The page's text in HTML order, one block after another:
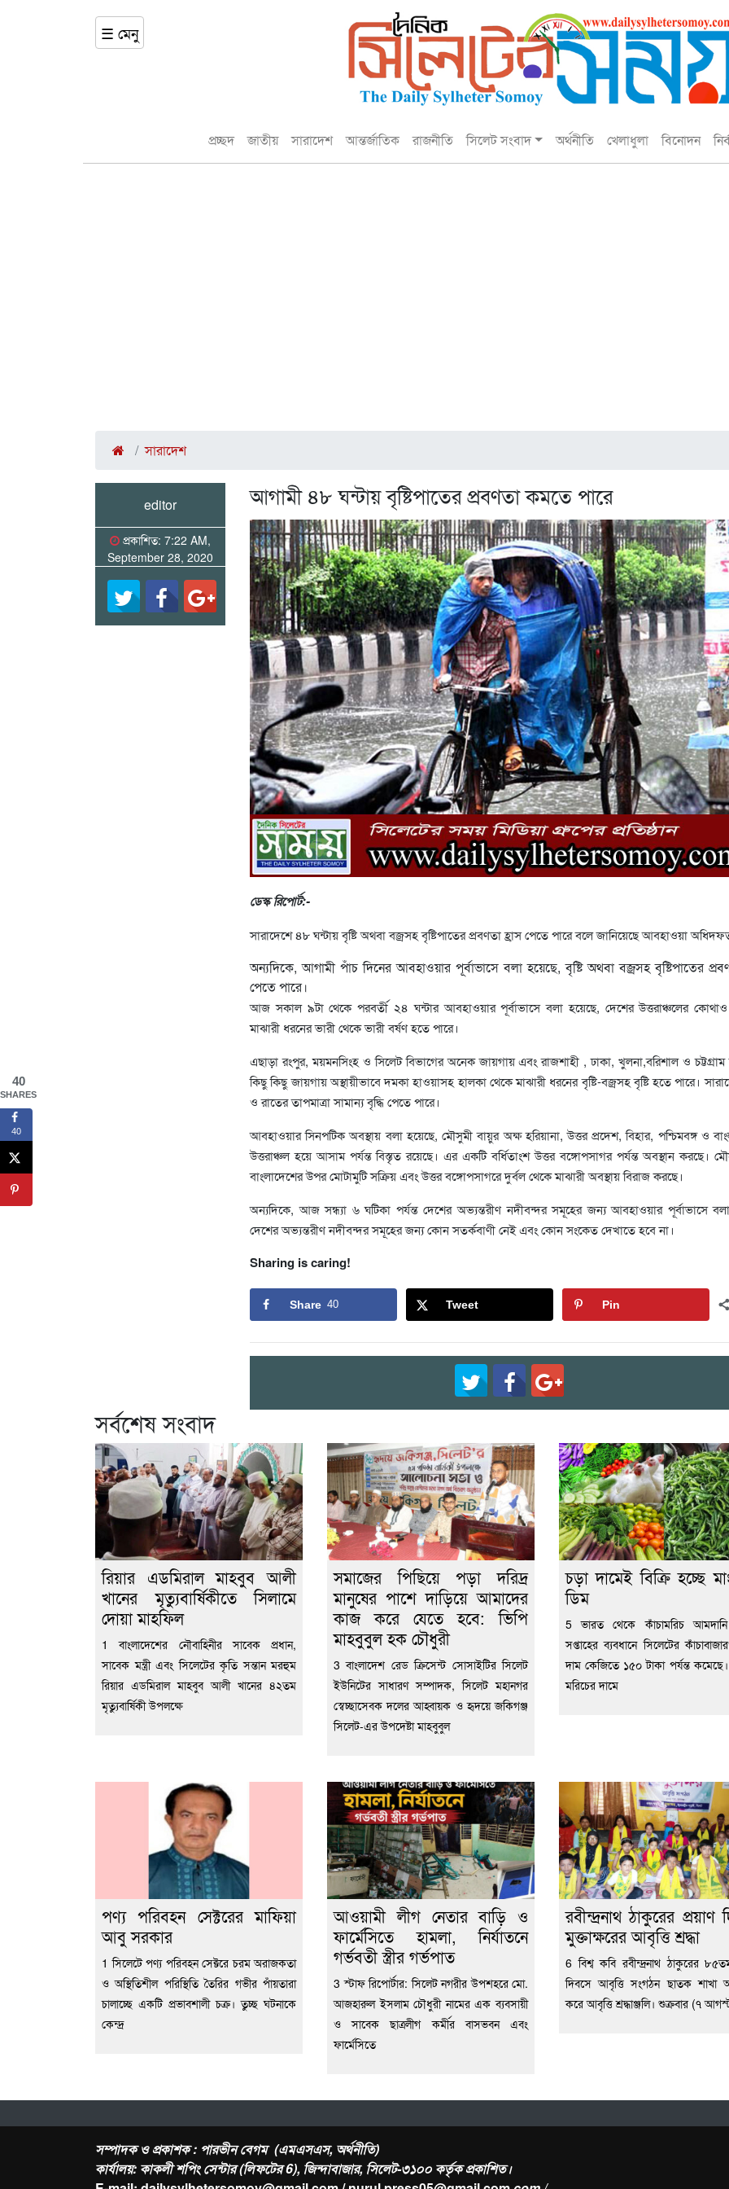
☰ মেনু
প্রচ্ছদ জাতীয় সারাদেশ আন্তর্জাতিক রাজনীতি সিলেট সংবাদ অর্থনীতি খেলাধুলা বিনোদন
সারাদেশ
editor
প্রকাশিত: 7:22 AM,
September 28, 2020
আগামী ৪৮ ঘন্টায় বৃষ্টিপাতের প্রবণতা কমতে পারে
ডেস্ক রিপোর্ট:-
সারাদেশে ৪৮ ঘন্টায় বৃষ্টি অথবা বজ্রসহ বৃষ্টিপাতের প্রবণতা হ্রাস পেতে পারে বলে জানিয়েছে আবহাওয়া
অন্যদিকে, আগামী পাঁচ দিনের আবহাওয়ার পূর্বাভাসে বলা হয়েছে, বৃষ্টি অথবা বজ্রসহ বৃষ্টিপাতের
পেতে পারে।
আজ সকাল ৯টা থেকে পরবর্তী ২৪ ঘন্টার আবহাওয়ার পূর্বাভাসে বলা হয়েছে, দেশের উত্তরাঞ্চলের
মাঝারী ধরনের ভারী থেকে ভারী বর্ষণ হতে পারে।
এছাড়া রংপুর, ময়মনসিংহ ও সিলেট বিভাগের অনেক জায়গায় এবং রাজশাহী , ঢাকা, খুলনা,বরিশাল ও চট্টগ্রাম
কিছু কিছু জায়গায় অস্থায়ীভাবে দমকা হাওয়াসহ হালকা থেকে মাঝারী ধরনের বৃষ্টি-বজ্রসহ বৃষ্টি হতে পারে।
ও রাতের তাপমাত্রা সামান্য বৃদ্ধি পেতে পারে।
আবহাওয়ার সিনপটিক অবস্থায় বলা হয়েছে, মৌসুমী বায়ুর অক্ষ হরিয়ানা, উত্তর প্রদেশ, বিহার, পশ্চিমবঙ্গ ও
উত্তরাঞ্চল হয়ে আসাম পর্যন্ত বিস্তৃত রয়েছে। এর একটি বর্ধিতাংশ উত্তর বঙ্গোপসাগর পর্যন্ত অবস্থান করছে।
বাংলাদেশের উপর মোটামুটি সক্রিয় এবং উত্তর বঙ্গোপসাগরে দুর্বল থেকে মাঝারী অবস্থায় বিরাজ করছে।
অন্যদিকে, আজ সন্ধ্যা ৬ ঘটিকা পর্যন্ত দেশের অভ্যন্তরীণ নদীবন্দর সমূহের জন্য আবহাওয়ার পূর্বাভাসে
দেশের অভ্যন্তরীণ নদীবন্দর সমূহের জন্য কোন সতর্কবাণী নেই এবং কোন সংকেত দেখাতে হবে না।
Sharing is caring!
Share 40 Tweet Pin
সর্বশেষ সংবাদ
রিয়ার এডমিরাল মাহবুব আলী
খানের মৃত্যুবার্ষিকীতে সিলামে
দোয়া মাহফিল
1 বাংলাদেশের নৌবাহিনীর সাবেক প্রধান,
সাবেক মন্ত্রী এবং সিলেটের কৃতি সন্তান মরহুম
রিয়ার এডমিরাল মাহবুব আলী খানের ৪২তম
মৃত্যুবার্ষিকী উপলক্ষে
সমাজের পিছিয়ে পড়া দরিদ্র
মানুষের পাশে দাড়িয়ে আমাদের
কাজ করে যেতে হবে: ভিপি
মাহবুবুল হক চৌধুরী
3 বাংলাদেশ রেড ক্রিসেন্ট সোসাইটির সিলেট
ইউনিটের সাধারণ সম্পাদক, সিলেট মহানগর
স্বেচ্ছাসেবক দলের আহ্বায়ক ও হৃদয়ে জকিগঞ্জ
সিলেট-এর উপদেষ্টা মাহবুবুল
চড়া দামেই বিক্রি হচ্ছে
ডিম
5 ভারত থেকে কাঁচামরিচ আমদানি
সপ্তাহের ব্যবধানে সিলেটের
দাম কেজিতে ১৫০ টাকা পর্যন্ত
মরিচের দামে
পণ্য পরিবহন সেক্টরের মাফিয়া
আবু সরকার
1 সিলেটে পণ্য পরিবহন সেক্টরে চরম অরাজকতা
ও অস্থিতিশীল পরিস্থিতি তৈরির গভীর পাঁয়তারা
চালাচ্ছে একটি প্রভাবশালী চক্র। তুচ্ছ ঘটনাকে
কেন্দ্র
আওয়ামী লীগ নেতার বাড়ি ও
ফার্মেসিতে হামলা, নির্যাতনে
গর্ভবতী স্ত্রীর গর্ভপাত
3 স্টাফ রিপোর্টার: সিলেট নগরীর উপশহরে মো.
আজহারুল ইসলাম চৌধুরী নামের এক ব্যবসায়ী
ও সাবেক ছাত্রলীগ কর্মীর বাসভবন এবং
ফার্মেসিতে
রবীন্দ্রনাথ ঠাকুরের প্রয়াণ
মুক্তাক্ষরের আবৃত্তি শ্রদ্ধা
6 বিশ্ব কবি রবীন্দ্রনাথ ঠাকুরের
দিবসে আবৃত্তি সংগঠন ছাতক শাখা
করে আবৃত্তি শ্রদ্ধাঞ্জলি। শুক্রবার (৭
সম্পাদক ও প্রকাশক : পারভীন বেগম (এমএসএস, অর্থনীতি)
কার্যালয়: কাকলী শপিং সেন্টার (লিফটের 6), জিন্দাবাজার, সিলেট-৩১০০ কর্তৃক প্রকাশিত।
40
SHARES
40